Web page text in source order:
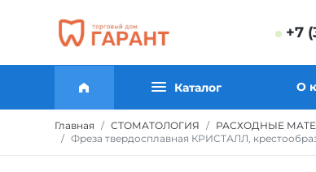
+7
Каталог О
Главная СТОМАТОЛОГИЯ РАСХОДНЫЕ
Фреза твердосплавная КРИСТАЛЛ,